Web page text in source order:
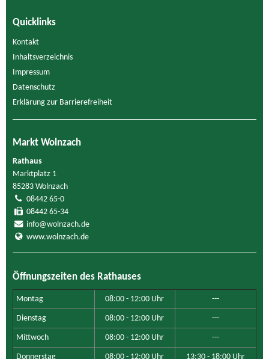
Quicklinks
Kontakt
Inhaltsverzeichnis
Impressum
Datenschutz
Erklärung zur Barrierefreiheit
Markt Wolnzach
Rathaus
Marktplatz 1
85283 Wolnzach
08442 65-0
08442 65-34
info@wolnzach.de
www.wolnzach.de
Öffnungszeiten des Rathauses
Montag 08:00 - 12:00 Uhr ---
Dienstag 08:00 - 12:00 Uhr ---
Mittwoch 08:00 - 12:00 Uhr ---
Donnerstag 08:00 - 12:00 Uhr 13:30 - 18:00 Uhr